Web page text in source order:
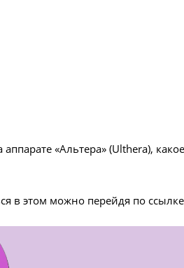
«Альтера» (Ulthera),
в этом можно перейдя по